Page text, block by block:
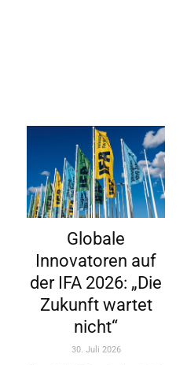
Globale
Innovatoren auf
der IFA 2026: „Die
Zukunft wartet
nicht“
30. Juli 2026